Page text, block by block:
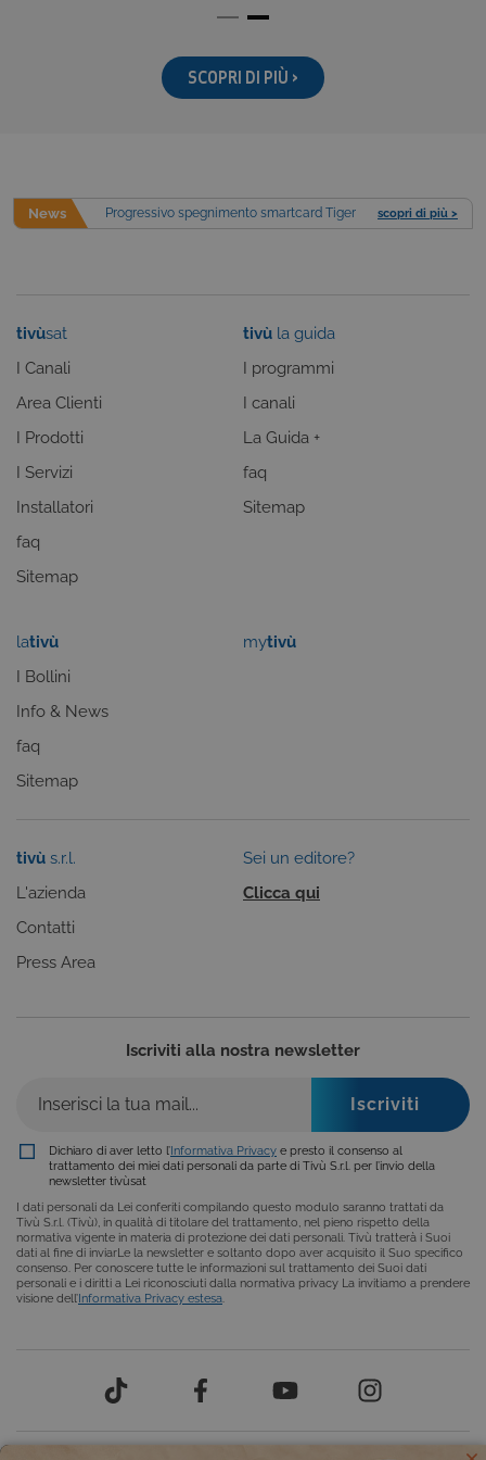
SCOPRI DI PIÙ >
News Progressivo spegnimento smartcard Tiger scopri di più >
tivùsat
I Canali
Area Clienti
I Prodotti
I Servizi
Installatori
faq
Sitemap
tivù la guida
I programmi
I canali
La Guida +
faq
Sitemap
lativù
I Bollini
Info & News
faq
Sitemap
mytivù
tivù s.r.l.
L'azienda
Contatti
Press Area
Sei un editore?
Clicca qui
Iscriviti alla nostra newsletter
Dichiaro di aver letto l’Informativa Privacy e presto il consenso al
trattamento dei miei dati personali da parte di Tivù S.r.l. per l’invio della
newsletter tivùsat
I dati personali da Lei conferiti compilando questo modulo saranno trattati da
Tivù S.r.l. (Tivù), in qualità di titolare del trattamento, nel pieno rispetto della
normativa vigente in materia di protezione dei dati personali. Tivù tratterà i Suoi
dati al fine di inviarLe la newsletter e soltanto dopo aver acquisito il Suo specifico
consenso. Per conoscere tutte le informazioni sul trattamento dei Suoi dati
personali e i diritti a Lei riconosciuti dalla normativa privacy La invitiamo a prendere
visione dell’Informativa Privacy estesa
CookieConsentPolicy
areaclienti.tivusat.tv
c$CookieConsentPolicy
VISITOR_PRIVACY_METADATA
YouTube
ASP.NET_SessionId
Microsoft
Corporation
www.tivusat.tv
Sessione
Google Privacy Policy